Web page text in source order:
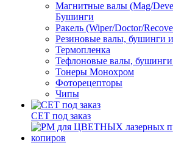
Магнитные валы (Mag/
Бушинги
Ракель (Wiper/Doctor/
Резиновые валы, бушинги
Термопленка
Тефлоновые валы,
Тонеры Монохром
Фоторецепторы
Чипы
CET под заказ